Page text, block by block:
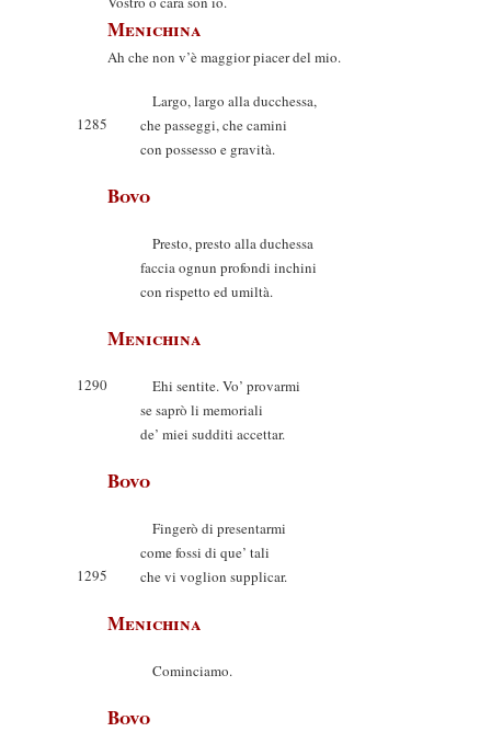
Menichina
Ah che non v’è maggior piacer del mio.
Largo, largo alla ducchessa,
1285
che passeggi, che camini
con possesso e gravità.
Bovo
Presto, presto alla duchessa
faccia ognun profondi inchini
con rispetto ed umiltà.
Menichina
1290
Ehi sentite. Vo’ provarmi
se saprò li memoriali
de’ miei sudditi accettar.
Bovo
Fingerò di presentarmi
come fossi di que’ tali
1295
che vi voglion supplicar.
Menichina
Cominciamo.
Bovo